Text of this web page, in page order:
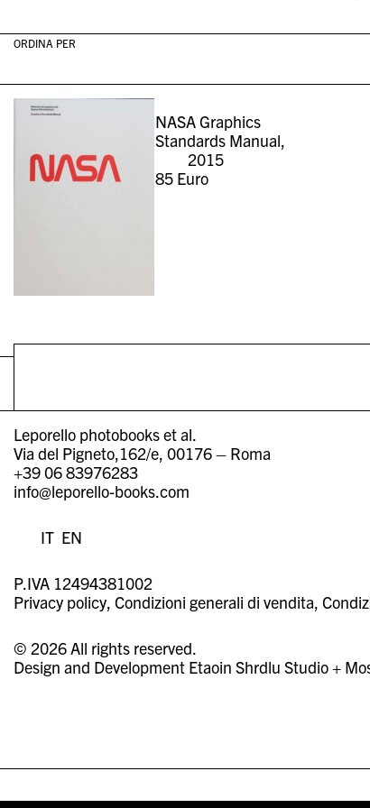
ORDINA PER
NASA Graphics
Standards Manual,
2015
85 Euro
Leporello photobooks et al.
Via del Pigneto,162/e, 00176 – Roma
+39 06 83976283
info@leporello-books.com
IT EN
P.IVA 12494381002
Privacy policy Condizioni generali di vendita
© 2026 All rights reserved.
Design and Development Etaoin Shrdlu Studio+